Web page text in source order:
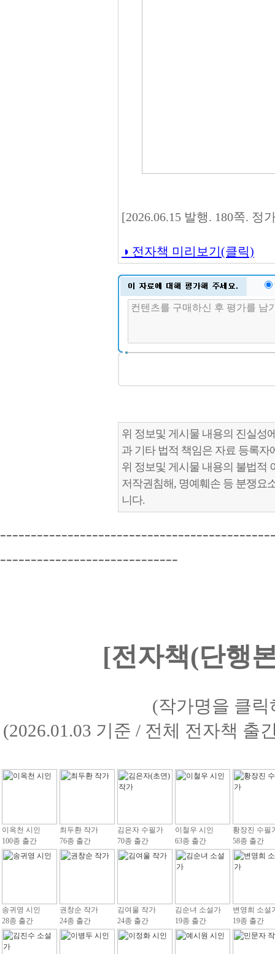
[2026.06.15 발행. 180쪽.
◑ 전자책 미리보기(클릭)
위 정보및 게시물 내용의 진실성
과 기타 법적 책임은 자료 등록자
위 정보및 게시물 내용의 불법적
저작권침해, 명예훼손 등 분쟁요
니다.
-----------------------------
[전자책(단행
(작가명을 클
(2026.01.03 기준 / 전체 전자책 출
이옥천 시인
100종 출간
최두환 작가
76종 출간
김은자 수필가
70종 출간
이철우 시인
63종 출간
황장진 수필
58종 출간
송귀영 시인
28종 출간
권창순 작가
24종 출간
김여울 작가
24종 출간
김순녀 소설가
19종 출간
변영희 소설
19종 출간